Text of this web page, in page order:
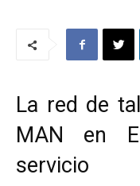
La red de
MAN en
servicio